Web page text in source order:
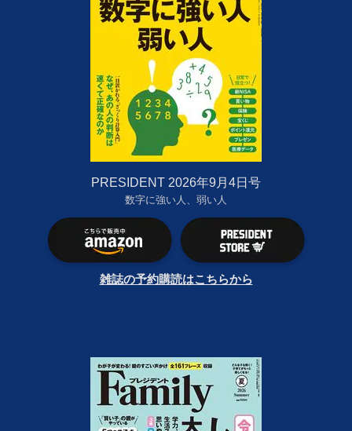
PRESIDENT 2026年9月4日号
数字に強い人、弱い人
雑誌の予約購読はこちらから